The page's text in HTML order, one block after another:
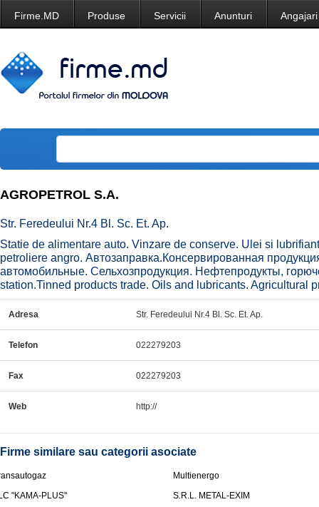
Firme.MD Produse Servicii Anunturi Angajari
AGROPETROL S.A.
Str. Feredeului Nr.4 Bl. Sc. Et. Ap.
Statie de alimentare auto. Vinzare de conserve. Ulei si
petroliere angro. Автозаправка.Консервированная
автомобильные. Сельхозпродукция. Нефтепродукты,
station.Tinned products trade. Oils and lubricants. Agricultural
Adresa Str. Feredeului Nr.4 Bl. Sc. Et. Ap.
Telefon 022279203
Fax 022279203
Web http://
Firme similare sau categorii asociate
Multienergo
"KAMA-PLUS"
S.R.L. METAL-EXIM